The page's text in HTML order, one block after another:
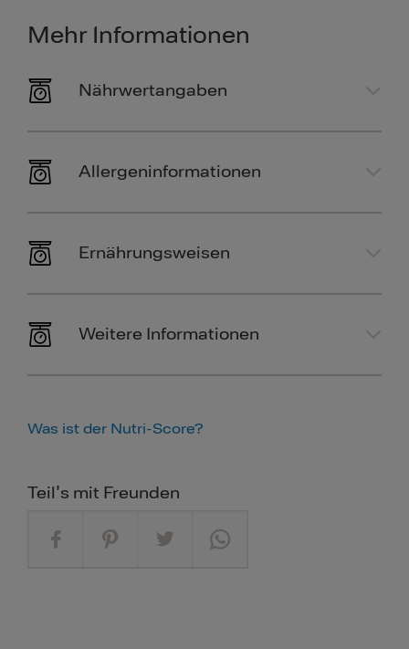
Mehr Informationen
Nährwertangaben
Allergeninformationen
Ernährungsweisen
Weitere Informationen
Was ist der Nutri-Score?
Teil's mit Freunden